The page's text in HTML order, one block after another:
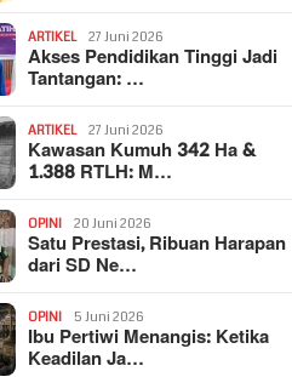
ARTIKEL 27 Juni 2026
Akses Pendidikan Tinggi Jadi
Tantangan: …
ARTIKEL 27 Juni 2026
Kawasan Kumuh 342 Ha &
1.388 RTLH: M…
OPINI 20 Juni 2026
Satu Prestasi, Ribuan Harapan
dari SD Ne…
OPINI 5 Juni 2026
Ibu Pertiwi Menangis: Ketika
Keadilan Ja…